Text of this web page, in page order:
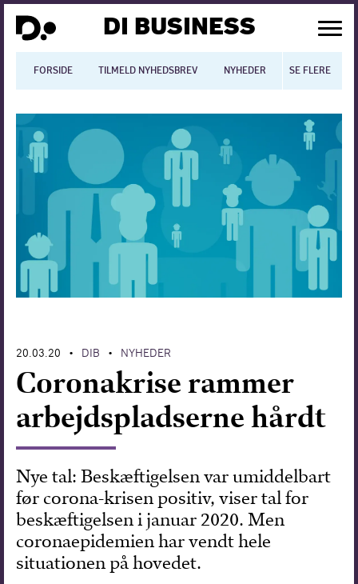
DI BUSINESS
FORSIDE TILMELD NYHEDSBREV NYHEDER BLOGS
SE FLERE
Dansk økonomi
Digitalisering
International økonomi
Arbejdsmiljø
Arbejdsmarkedet
Europapolitik
Forskning
20.03.20 • DIB • NYHEDER
Coronakrise rammer
arbejdspladserne hårdt
Nye tal: Beskæftigelsen var umiddelbart
før corona-krisen positiv, viser tal for
beskæftigelsen i januar 2020. Men
coronaepidemien har vendt hele
situationen på hovedet.